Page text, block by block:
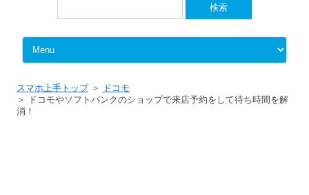
Skip to content
スマホ上手トップ
ドコモ
ドコモやソフトバンクのショップで来店予約をして待ち時間を解
消！